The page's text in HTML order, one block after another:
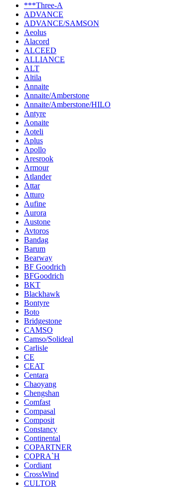
***Three-A
ADVANCE
ADVANCE/SAMSON
Aeolus
Alacord
ALCEED
ALLIANCE
ALT
Altila
Annaite
Annaite/Amberstone
Annaite/Amberstone/HILO
Antyre
Aonaite
Aoteli
Aplus
Apollo
Aresrook
Armour
Atlander
Attar
Atturo
Aufine
Aurora
Austone
Avtoros
Bandag
Barum
Bearway
BF Goodrich
BFGoodrich
BKT
Blackhawk
Bontyre
Boto
Bridgestone
CAMSO
Camso/Solideal
Carlisle
CE
CEAT
Centara
Chaoyang
Chengshan
Comfast
Compasal
Composit
Constancy
Continental
COPARTNER
COPRA`H
Cordiant
CrossWind
CULTOR